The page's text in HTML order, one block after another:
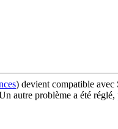
) devient compatible avec
problème a été